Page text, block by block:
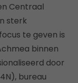
Centraal
sterk
te geven is
binnen
door
bureau